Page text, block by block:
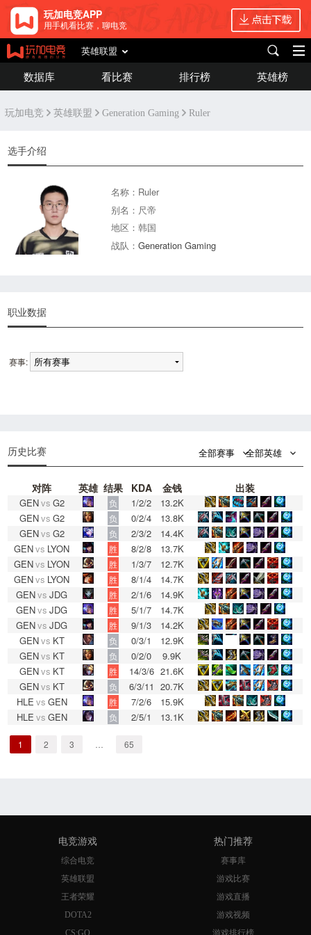
玩加电竞APP
用手机看比赛，聊电竞
英雄联盟
数据库 看比赛 排行榜 英雄榜
玩加电竞 英雄联盟 Generation Gaming Ruler
选手介绍
名称：Ruler
别名：尺帝
地区：韩国
战队：Generation Gaming
职业数据
赛事:
历史比赛 全部赛事 全部英雄
对阵 英雄 结果 KDA 金钱 出装
GENvs G2 负 1/2/2
13.2K
GENvs G2 负 0/2/4
13.8K
GENvs G2 负 2/3/2
14.4K
GENvs LYON 胜 8/2/8
13.7K
GENvs LYON 胜 1/3/7
12.7K
GENvs LYON 胜 8/1/4
14.7K
GENvs JDG 胜 2/1/6
14.9K
GENvs JDG 胜 5/1/7
14.7K
GENvs JDG 胜 9/1/3
14.2K
GENvs KT 负 0/3/1
12.9K
GENvs KT 负 0/2/0
9.9K
GENvs KT 胜 14/3/6 21.6K
GENvs KT 负 6/3/11 20.7K
HLE vs GEN 胜 7/2/6
15.9K
HLE vs GEN 负 2/5/1 13.1K
1 2 3 65
电竞游戏
综合电竞
英雄联盟
王者荣耀
DOTA2
CS:GO
热门推荐
赛事库
游戏比赛
游戏直播
游戏视频
游戏排行榜